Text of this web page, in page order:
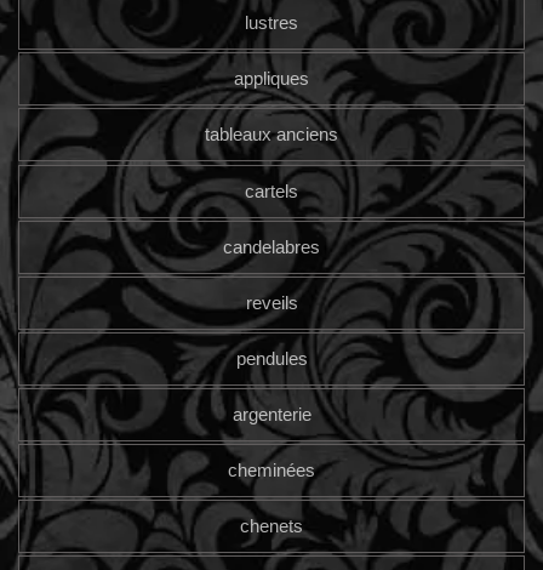
lustres
appliques
tableaux anciens
cartels
candelabres
reveils
pendules
argenterie
cheminées
chenets